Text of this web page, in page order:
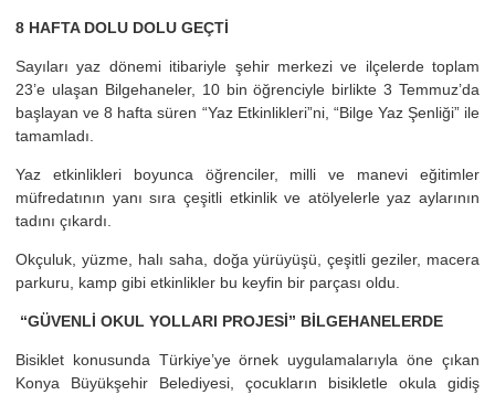
8 HAFTA DOLU DOLU GEÇTİ
Sayıları yaz dönemi itibariyle şehir merkezi ve ilçelerde toplam
23’e ulaşan Bilgehaneler, 10 bin öğrenciyle birlikte 3 Temmuz’da
başlayan ve 8 hafta süren “Yaz Etkinlikleri”ni, “Bilge Yaz Şenliği” ile
tamamladı.
Yaz etkinlikleri boyunca öğrenciler, milli ve manevi eğitimler
müfredatının yanı sıra çeşitli etkinlik ve atölyelerle yaz aylarının
tadını çıkardı.
Okçuluk, yüzme, halı saha, doğa yürüyüşü, çeşitli geziler, macera
parkuru, kamp gibi etkinlikler bu keyfin bir parçası oldu.
“GÜVENLİ OKUL YOLLARI PROJESİ” BİLGEHANELERDE
Bisiklet konusunda Türkiye’ye örnek uygulamalarıyla öne çıkan
Konya Büyükşehir Belediyesi, çocukların bisikletle okula gidiş